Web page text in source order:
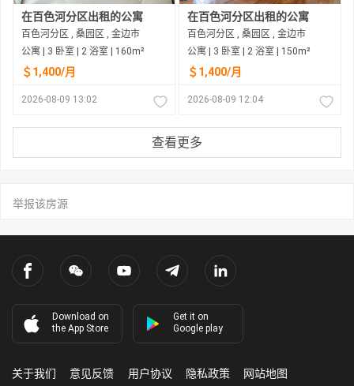
在百色河分区出租的公寓
百色河分区 , 桑园区 , 金边市
公寓 | 3 卧室 | 2 浴室 | 160m²
＄1,400/月
2026-08-09 13:02
在百色河分区出租的公寓
百色河分区 , 桑园区 , 金边市
公寓 | 3 卧室 | 2 浴室 | 150m²
＄1,400/月
2026-08-09 12:04
查看更多
举报该房源
Download on
the App Store
Get it on
Google play
关于我们 意见反馈 用户协议 隐私政策 网站地图